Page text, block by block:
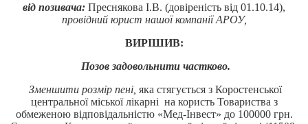
від позивача: Преснякова І.В. (довіреність від 01.10.14),
провідний юрист нашої компанії АРОУ,
ВИРІШИВ:
Позов задовольнити частково.
Зменшити розмір пені, яка стягується з Коростенської
центральної міської лікарні на користь Товариства з
обмеженою відповідальністю «Мед-Інвест» до 100000 грн.